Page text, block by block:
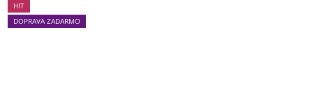
produktu
HIT
DOPRAVA ZADARMO